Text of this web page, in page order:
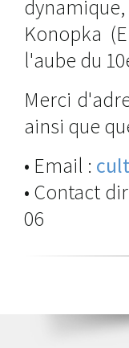
Konopka
l'aube du
Merci
ainsi que
• Email :
• Contact
06